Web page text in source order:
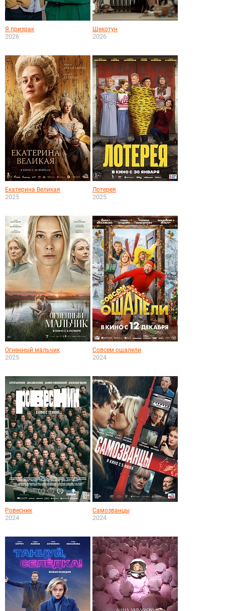
Я призрак
2026
Щекотун
2026
Екатерина Великая
2025
Лотерея
2025
Огненный мальчик
2025
Совсем ошалели
2024
Ровесник
2024
Самозванцы
2024